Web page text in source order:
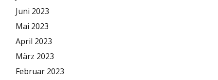
Juni 2023
Mai 2023
April 2023
März 2023
Februar 2023